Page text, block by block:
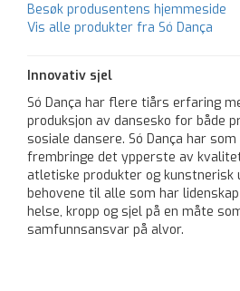
Besøk produsentens hjemmeside
Vis alle produkter fra Só Dança
Innovativ sjel
Só Dança har flere tiårs erfaring
produksjon av dansesko for både
sosiale dansere. Só Dança har
frembringe det ypperste av
atletiske produkter og kunstnerisk
behovene til alle som har
helse, kropp og sjel på en måte
samfunnsansvar på alvor.